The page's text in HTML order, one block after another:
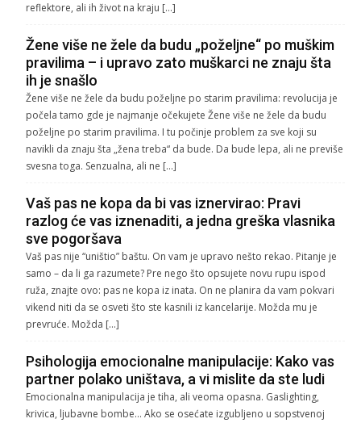
reflektore, ali ih život na kraju […]
Žene više ne žele da budu „poželjne“ po muškim
pravilima – i upravo zato muškarci ne znaju šta
ih je snašlo
Žene više ne žele da budu poželjne po starim pravilima: revolucija je
počela tamo gde je najmanje očekujete Žene više ne žele da budu
poželjne po starim pravilima. I tu počinje problem za sve koji su
navikli da znaju šta „žena treba“ da bude. Da bude lepa, ali ne previše
svesna toga. Senzualna, ali ne […]
Vaš pas ne kopa da bi vas iznervirao: Pravi
razlog će vas iznenaditi, a jedna greška vlasnika
sve pogoršava
Vaš pas nije “uništio” baštu. On vam je upravo nešto rekao. Pitanje je
samo – da li ga razumete? Pre nego što opsujete novu rupu ispod
ruža, znajte ovo: pas ne kopa iz inata. On ne planira da vam pokvari
vikend niti da se osveti što ste kasnili iz kancelarije. Možda mu je
prevruće. Možda […]
Psihologija emocionalne manipulacije: Kako vas
partner polako uništava, a vi mislite da ste ludi
Emocionalna manipulacija je tiha, ali veoma opasna. Gaslighting,
krivica, ljubavne bombe… Ako se osećate izgubljeno u sopstvenoj